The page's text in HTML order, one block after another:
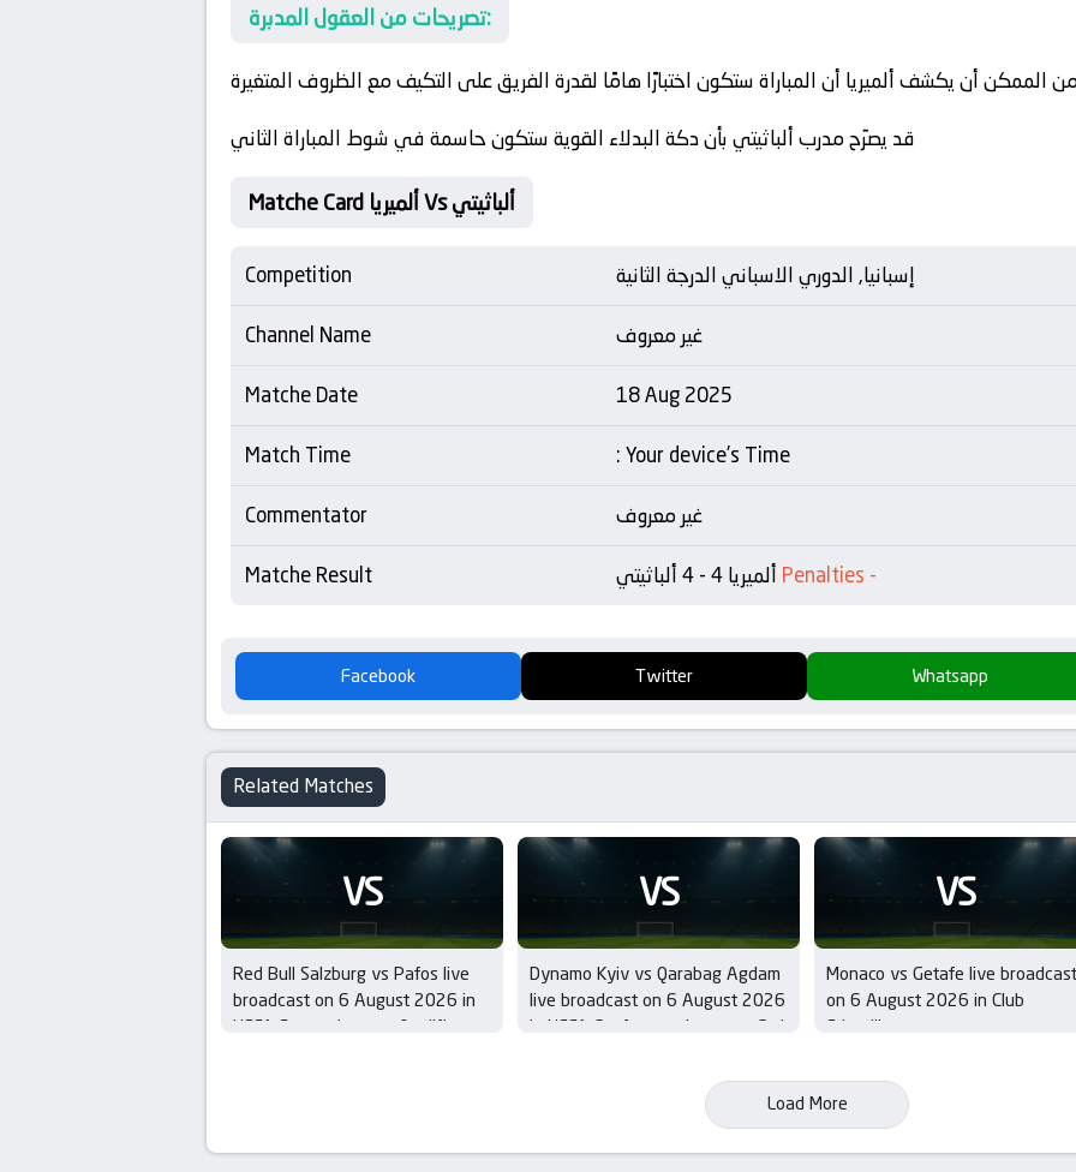
تصريحات من العقول المدبرة:
الممكن أن يكشف ألميريا أن المباراة ستكون اختبارًا هامًا لقدرة الفريق على التكيف مع الظروف المتغيرة
قد يصرّح مدرب ألباثيتي بأن دكة البدلاء القوية ستكون حاسمة في شوط المباراة الثاني
Matche Card ألميريا Vs ألباثيتي
Competition
إسبانيا, الدوري الاسباني الدرجة الثانية
Channel Name
غير معروف
Matche Date
18 Aug 2025
Match Time
: Your device's Time
Commentator
غير معروف
Matche Result
Penalties -
Facebook Twitter Whatsapp
Related Matches
VS
Red Bull Salzburg vs Pafos live
broadcast on 6 August 2026 in
UEFA Europa League Qualifiers –
VS
Dynamo Kyiv vs Qarabag Agdam
live broadcast on 6 August 2026
in UEFA Conference League – 3rd
VS
Monaco vs Getafe live broadcast
on 6 August 2026 in Club
Friendlies
Load More